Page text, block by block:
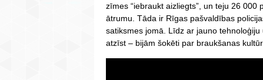
zīmes “iebraukt aizliegts”, un teju 26
ātrumu. Tāda ir Rīgas pašvaldības
satiksmes jomā. Līdz ar jauno
atzīst – bijām šokēti par braukšanas